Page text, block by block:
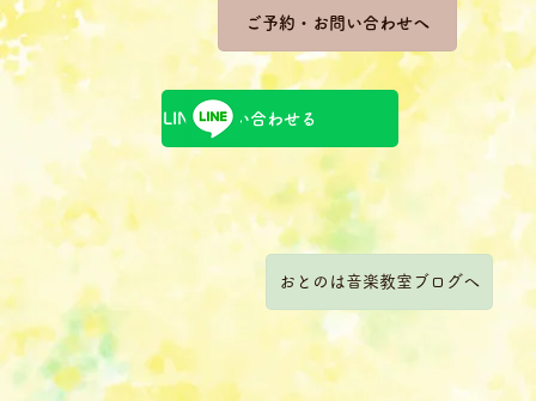
ご予約・お問い合わせへ
LINEで問い合わせる
おとのは音楽教室ブログへ